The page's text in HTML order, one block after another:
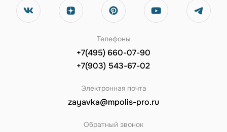
Телефоны
+7(495) 660-07-90
+7(903) 543-67-02
Электронная почта
zayavka@mpolis-pro.ru
Обратный звонок